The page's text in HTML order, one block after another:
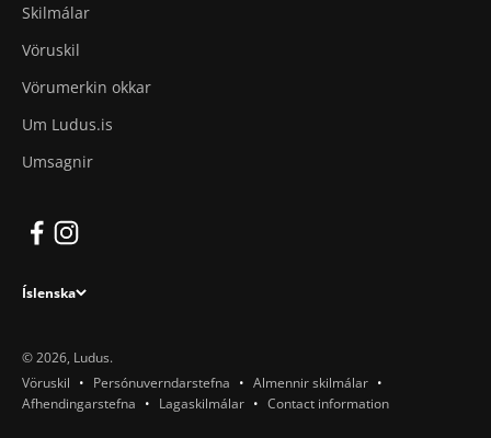
Skilmálar
Vöruskil
Vörumerkin okkar
Um Ludus.is
Umsagnir
Íslenska
© 2026, Ludus.
Vöruskil
Persónuverndarstefna
Almennir skilmálar
Afhendingarstefna
Lagaskilmálar Contact information